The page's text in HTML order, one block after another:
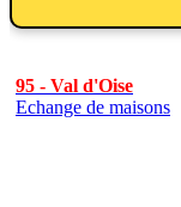
95 - Val d'Oise
Echange de maisons